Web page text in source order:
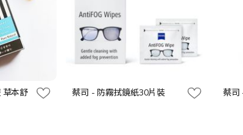
草本舒
蔡司 - 防霧拭鏡紙30片裝 蔡司